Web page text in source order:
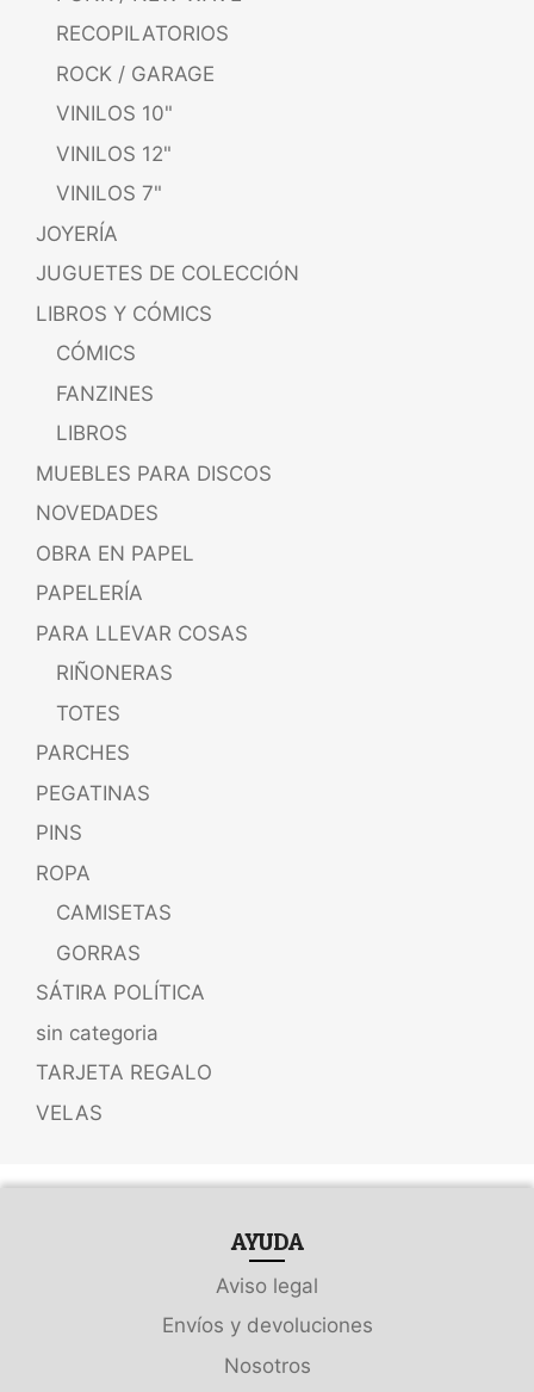
RECOPILATORIOS
ROCK / GARAGE
VINILOS 10"
VINILOS 12"
VINILOS 7"
JOYERÍA
JUGUETES DE COLECCIÓN
LIBROS Y CÓMICS
CÓMICS
FANZINES
LIBROS
MUEBLES PARA DISCOS
NOVEDADES
OBRA EN PAPEL
PAPELERÍA
PARA LLEVAR COSAS
RIÑONERAS
TOTES
PARCHES
PEGATINAS
PINS
ROPA
CAMISETAS
GORRAS
SÁTIRA POLÍTICA
sin categoria
TARJETA REGALO
VELAS
AYUDA
Aviso legal
Envíos y devoluciones
Nosotros